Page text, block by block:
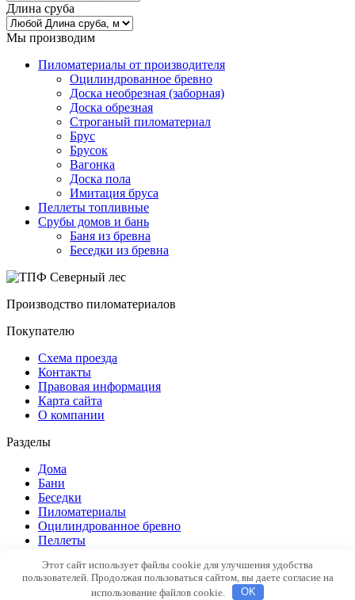
Длина сруба
Мы производим
Пиломатериалы от производителя
Оцилиндрованное бревно
Доска необрезная (заборная)
Доска обрезная
Строганый пиломатериал
Брус
Брусок
Вагонка
Доска пола
Имитация бруса
Пеллеты топливные
Срубы домов и бань
Баня из бревна
Беседки из бревна
Производство пиломатериалов
Покупателю
Схема проезда
Контакты
Правовая информация
Карта сайта
О компании
Разделы
Дома
Бани
Беседки
Пиломатериалы
Оцилиндрованное бревно
Пеллеты
© 2015 ТПФ Северный лесПолитика обработки
персональных данных
Этот сайт использует файлы cookie для улучшения удобства
пользователей. Продолжая пользоваться сайтом, вы даете согласие на
использование файлов cookie.
OK